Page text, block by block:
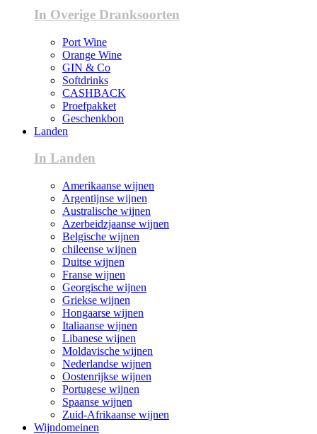
In Overige Dranksoorten
Port Wine
Orange Wine
GIN & Co
Softdrinks
CASHBACK
Proefpakket
Geschenkbon
Landen
In Landen
Amerikaanse wijnen
Argentijnse wijnen
Australische wijnen
Azerbeidzjaanse wijnen
Belgische wijnen
chileense wijnen
Duitse wijnen
Franse wijnen
Georgische wijnen
Griekse wijnen
Hongaarse wijnen
Italiaanse wijnen
Libanese wijnen
Moldavische wijnen
Nederlandse wijnen
Oostenrijkse wijnen
Portugese wijnen
Spaanse wijnen
Zuid-Afrikaanse wijnen
Wijndomeinen